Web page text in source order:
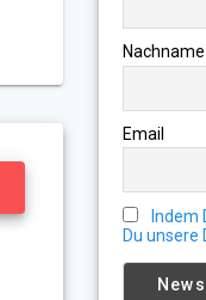
Nachname
Email
Du unsere